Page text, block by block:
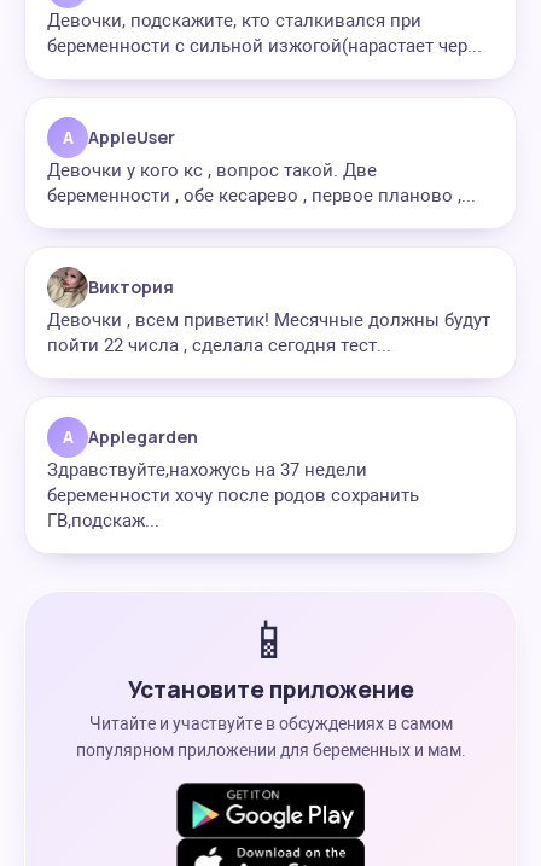
Девочки, подскажите, кто сталкивался при
беременности с сильной изжогой(нарастает чер...
A AppleUser
Девочки у кого кс , вопрос такой. Две
беременности , обе кесарево , первое планово ,...
Виктория
Девочки , всем приветик! Месячные должны будут
пойти 22 числа , сделала сегодня тест...
A Applegarden
Здравствуйте,нахожусь на 37 недели
беременности хочу после родов сохранить
ГВ,подскаж...
📱
Установите приложение
Читайте и участвуйте в обсуждениях в самом
популярном приложении для беременных и мам.